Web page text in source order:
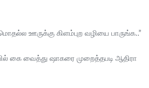
ஊருக்கு கிளம்புற வழியை பாருங்க..”
கை வைத்து ஷாகரை முறைத்தபடி ஆதிரா